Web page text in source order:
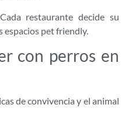
restaurante decide su
espacios pet friendly.
con perros en
de convivencia y el animal